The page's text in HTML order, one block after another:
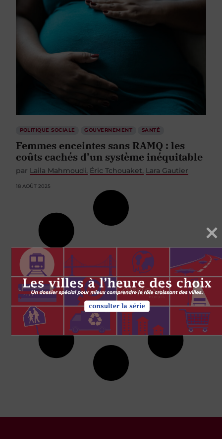
POLITIQUE SOCIALE GOUVERNEMENT SANTÉ
Femmes enceintes sans RAMQ : les
coûts cachés d’un système inéquitable
par Laila Mahmoudi Éric Tchouaket Lara Gautier
18 AOÛT 2025